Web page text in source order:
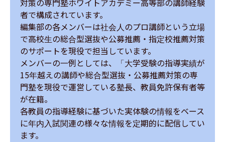
対策の専門塾ホワイトアカデミー高等部の講師経験
者で構成されています。
編集部の各メンバーは社会人のプロ講師という立場
で高校生の総合型選抜や公募推薦・指定校推薦対策
のサポートを現役で担当しています。
メンバーの一例としては、「大学受験の指導実績が
15年越えの講師や総合型選抜・公募推薦対策の専
門塾を現役で運営している塾長、教員免許保有者等
が在籍。
各教員の指導経験に基づいた実体験の情報をベース
に年内入試関連の様々な情報を定期的に配信してい
ます。